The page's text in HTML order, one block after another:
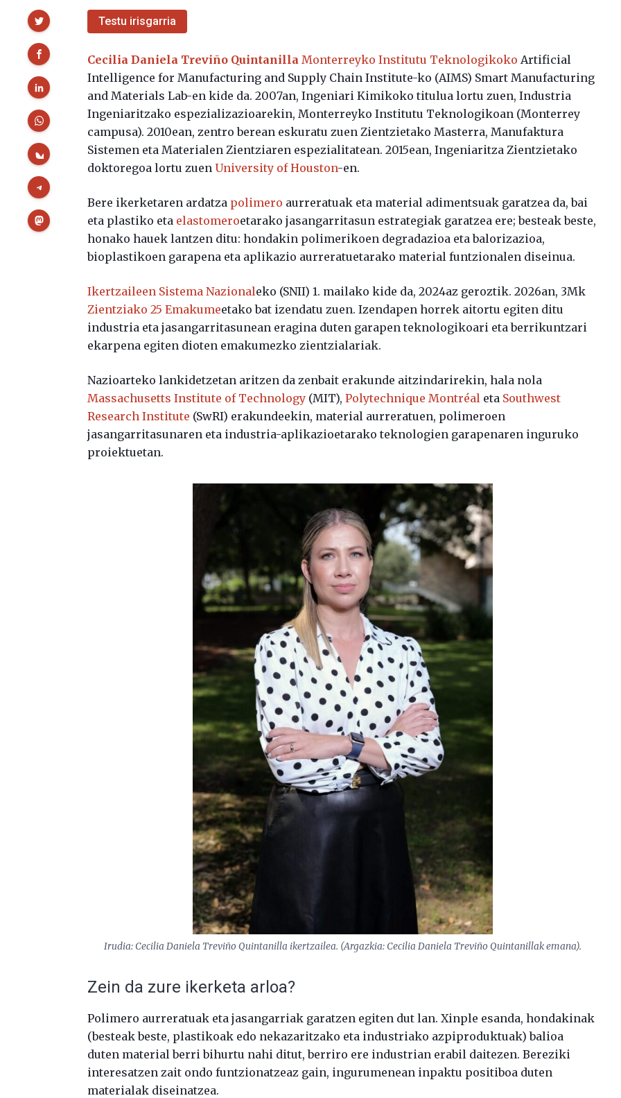
Testu irisgarria
Cecilia Daniela Treviño Quintanilla Monterreyko Institutu Teknologikoko Artificial
Intelligence for Manufacturing and Supply Chain Institute-ko (AIMS) Smart Manufacturing
and Materials Lab-en kide da. 2007an, Ingeniari Kimikoko titulua lortu zuen, Industria
Ingeniaritzako espezializazioarekin, Monterreyko Institutu Teknologikoan (Monterrey
campusa). 2010ean, zentro berean eskuratu zuen Zientzietako Masterra, Manufaktura
Sistemen eta Materialen Zientziaren espezialitatean. 2015ean, Ingeniaritza Zientzietako
doktoregoa lortu zuen University of Houston-en.
Bere ikerketaren ardatza polimero aurreratuak eta material adimentsuak garatzea da, bai
eta plastiko eta elastomeroetarako jasangarritasun estrategiak garatzea ere; besteak beste,
honako hauek lantzen ditu: hondakin polimerikoen degradazioa eta balorizazioa,
bioplastikoen garapena eta aplikazio aurreratuetarako material funtzionalen diseinua.
Ikertzaileen Sistema Nazionaleko (SNII) 1. mailako kide da, 2024az geroztik. 2026an, 3Mk
Zientziako 25 Emakumeetako bat izendatu zuen. Izendapen horrek aitortu egiten ditu
industria eta jasangarritasunean eragina duten garapen teknologikoari eta berrikuntzari
ekarpena egiten dioten emakumezko zientzialariak.
Nazioarteko lankidetzetan aritzen da zenbait erakunde aitzindarirekin, hala nola
Massachusetts Institute of Technology (MIT),Polytechnique Montréal eta Southwest
Research Institute (SwRI) erakundeekin, material aurreratuen, polimeroen
jasangarritasunaren eta industria-aplikazioetarako teknologien garapenaren inguruko
proiektuetan.
Irudia: Cecilia Daniela Treviño Quintanilla ikertzailea. (Argazkia: Cecilia Daniela Treviño Quintanillak emana).
Zein da zure ikerketa arloa?
Polimero aurreratuak eta jasangarriak garatzen egiten dut lan. Xinple esanda, hondakinak
(besteak beste, plastikoak edo nekazaritzako eta industriako azpiproduktuak) balioa
duten material berri bihurtu nahi ditut, berriro ere industrian erabil daitezen. Bereziki
interesatzen zait ondo funtzionatzeaz gain, ingurumenean inpaktu positiboa duten
materialak diseinatzea.
Partekatu